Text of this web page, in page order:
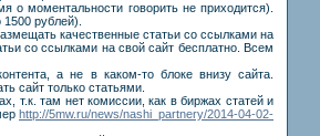
о моментальности говорить не приходится).
рублей).
качественные статьи со ссылками на
со ссылками на свой сайт бесплатно. Всем
а не в каком-то блоке внизу сайта.
сайт только статьями.
т.к. там нет комиссии, как в биржах статей и
http://5mw.ru/news/nashi_partnery/2014-04-02-